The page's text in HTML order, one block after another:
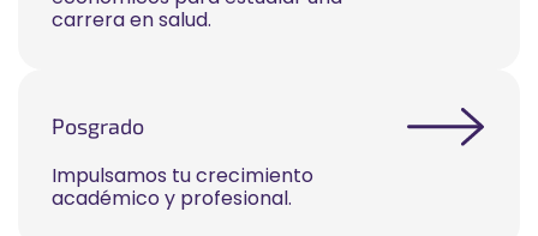
carrera en salud.
Posgrado
Impulsamos tu crecimiento
académico y profesional.